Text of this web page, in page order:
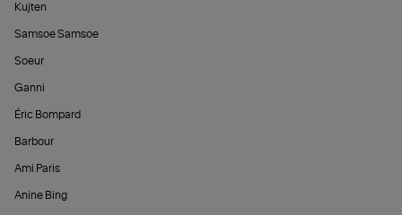
Kujten
Samsoe Samsoe
Soeur
Ganni
Éric Bompard
Barbour
Ami Paris
Anine Bing